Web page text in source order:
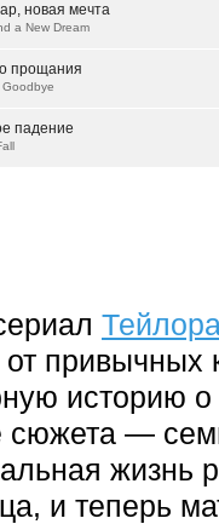
новая мечта
a New Dream
прощания
Goodbye
падение
привычных
историю о
сюжета —
жизнь
и теперь